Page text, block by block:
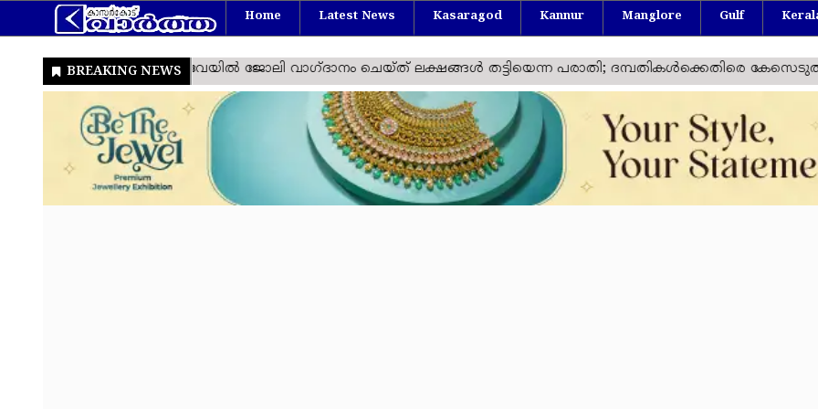
Home Latest News Kasaragod Kannur Manglore Gulf